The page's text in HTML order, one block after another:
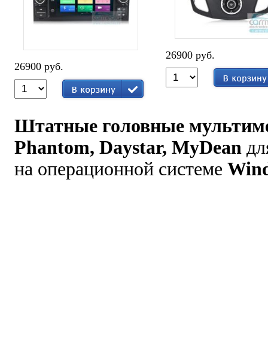
26900 руб.
26900 руб.
Штатные головные
Phantom, Daystar, MyDean
на операционной системе